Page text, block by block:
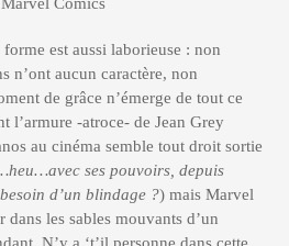
est aussi laborieuse : non
n’ont aucun caractère, non
de grâce n’émerge de tout ce
l’armure -atroce- de Jean Grey
au cinéma semble tout droit sortie
ses pouvoirs, depuis
d’un blindage ?) mais Marvel
dans les sables mouvants d’un